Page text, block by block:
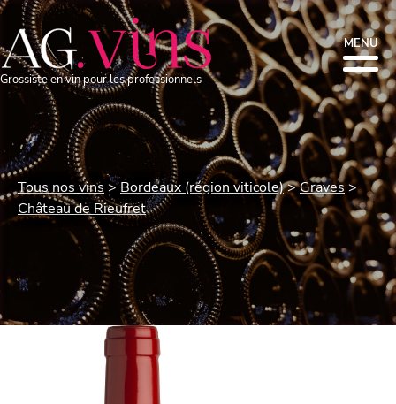
Grossiste en vin pour les professionnels
MENU
Tous nos vins Bordeaux (région viticole)
Graves
Château de Rieufret